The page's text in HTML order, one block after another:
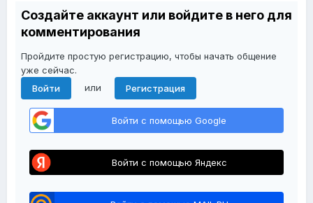
Создайте аккаунт или войдите в него для
комментирования
Пройдите простую регистрацию, чтобы начать общение
уже сейчас.
Войти
или Регистрация
Войти с помощью Google
Войти с помощью Яндекс